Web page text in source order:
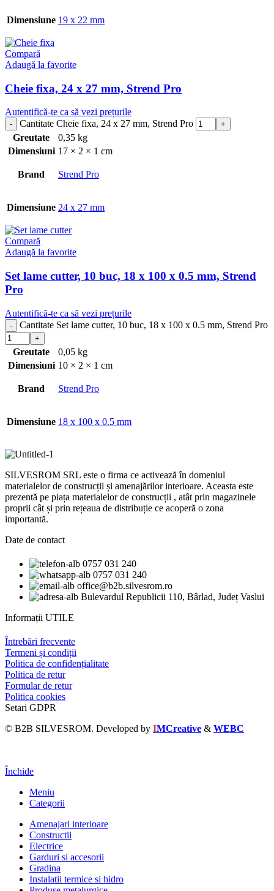
Dimensiune 19 x 22 mm
Compară
Adaugă la favorite
Cheie fixa, 24 x 27 mm, Strend Pro
Autentifică-te ca să vezi prețurile
Cantitate Cheie fixa, 24 x 27 mm, Strend Pro
Greutate
0,35 kg
Dimensiuni 17 × 2 × 1 cm
Brand Strend Pro
Dimensiune 24 x 27 mm
Compară
Adaugă la favorite
Set lame cutter, 10 buc, 18 x 100 x 0.5 mm, Strend
Pro
Autentifică-te ca să vezi prețurile
Cantitate Set lame cutter, 10 buc, 18 x 100 x 0.5 mm, Strend Pro
Greutate
0,05 kg
Dimensiuni 10 × 2 × 1 cm
Brand Strend Pro
Dimensiune 18 x 100 x 0.5 mm
SILVESROM SRL este o firma ce activează în domeniul
materialelor de construcții și amenajărilor interioare. Aceasta este
prezentă pe piața materialelor de construcții , atât prin magazinele
proprii cât și prin rețeaua de distribuție ce acoperă o zona
importantă.
Date de contact
0757 031 240
0757 031 240
office@b2b.silvesrom.ro
Bulevardul Republicii 110, Bârlad, Județ Vaslui
Informații UTILE
Întrebări frecvente
Termeni și condiții
Politica de confidențialitate
Politica de retur
Formular de retur
Politica cookies
Setari GDPR
© B2B SILVESROM. Developed by IMCreative & WEBC
Închide
Meniu
Categorii
Amenajari interioare
Constructii
Electrice
Garduri si accesorii
Gradina
Instalatii termice si hidro